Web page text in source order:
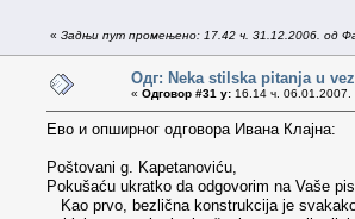
« Задњи пут промењено: 17.42 ч. 31.12.2006. од
Одг: Neka stilska pitanja u
« Одговор #31 у: 16.14 ч. 06.01.2007.
Ево и опширног одговора Ивана Клајна:
Poštovani g. Kapetanoviću,
Pokušaću ukratko da odgovorim na Vaše
Kao prvo, bezlična konstrukcija je